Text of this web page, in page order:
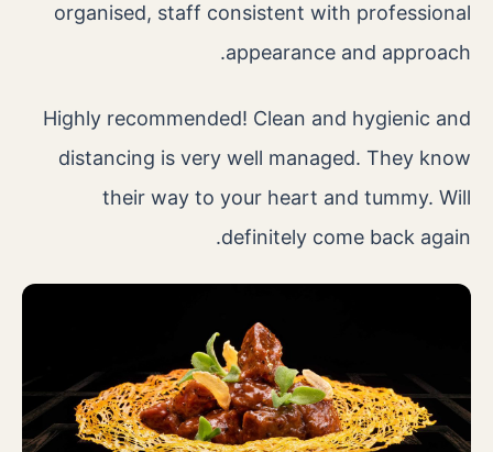
organised, staff consistent with professional
appearance and approach.
Highly recommended! Clean and hygienic and
distancing is very well managed. They know
their way to your heart and tummy. Will
definitely come back again.